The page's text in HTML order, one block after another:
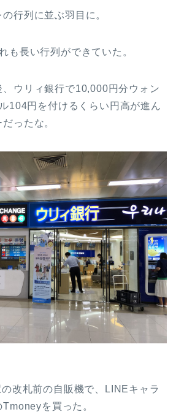
行列に並ぶ羽目に。
も長い行列ができていた。
ウリィ銀行で10,000円分ウォン
104円を付けるくらい円高が進ん
ったな。
改札前の自販機で、LINEキャラ
を買った。